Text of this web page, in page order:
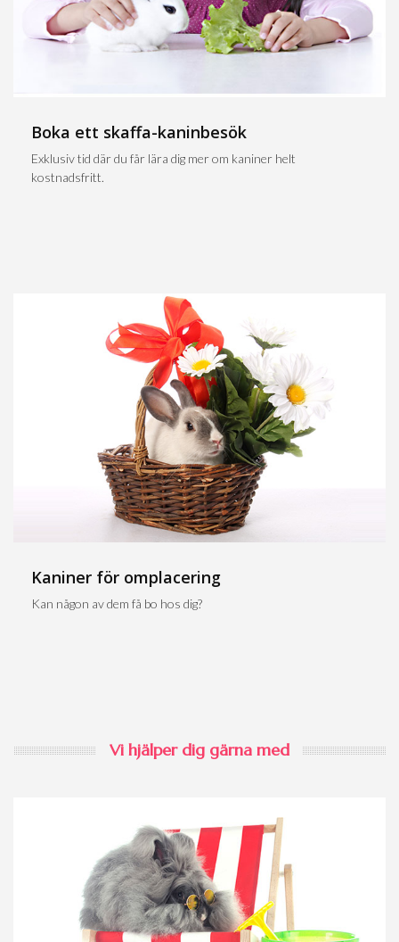
Boka ett skaffa-kaninbesök
Exklusiv tid där du får lära dig mer om kaniner helt
kostnadsfritt.
Kaniner för omplacering
Kan någon av dem få bo hos dig?
Vi hjälper dig gärna med